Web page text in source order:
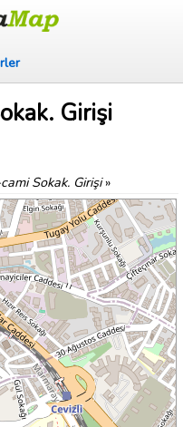
Girişi
Sokak. Girişi»